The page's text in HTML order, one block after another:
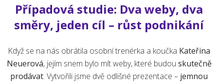
Případová studie: Dva weby, dva
směry, jeden cíl – růst podnikání
Když se na nás obrátila osobní trenérka a koučka Kateřina
Neuerová, jejím snem bylo mít weby, které budou skutečně
prodávat. Vytvořili jsme dvě odlišné prezentace – jemnou